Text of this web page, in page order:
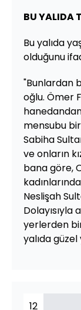
BU YALIDA
Bu yalıda
olduğunu
"Bunlardan
oğlu. Ömer
mensubu
Sabiha
ve onların
bana göre,
Neslişah
Dolayısıyla
yerlerden
yalıda
12